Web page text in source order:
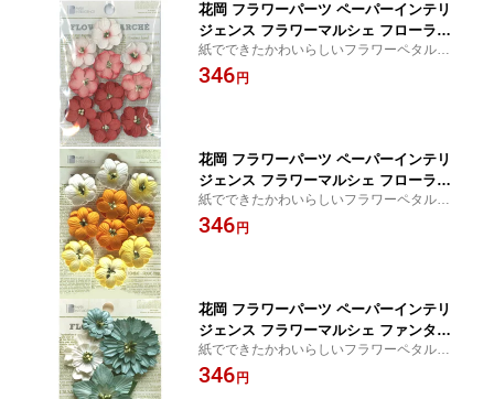
花岡 フラワーパーツ ペーパーインテリ
ジェンス フラワーマルシェ フローラル
ピーチ （φ25mm・10枚）
紙でできたかわいらしいフラワーペタルで
す♪スクラップブッキングやアルバムのデコ
にぴったり！
346 円
花岡 フラワーパーツ ペーパーインテリ
ジェンス フラワーマルシェ フローラル
イエロー （φ25mm・10枚）
紙でできたかわいらしいフラワーペタルで
す♪スクラップブッキングやアルバムのデコ
にぴったり！
346 円
花岡 フラワーパーツ ペーパーインテリ
ジェンス フラワーマルシェ ファンタジ
ア ブルー （φ25〜55mm・5枚）
紙でできたかわいらしいフラワーペタルで
す♪スクラップブッキングやアルバムのデコ
にぴったり！
346 円